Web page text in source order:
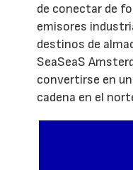
de conectar de
emisores
destinos de
SeaSeaS
convertirse en
cadena en el